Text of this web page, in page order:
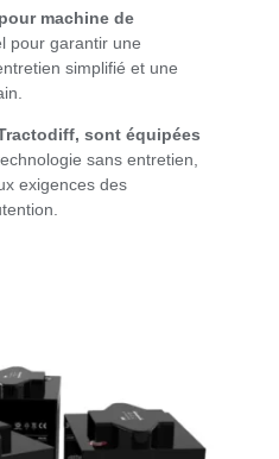
machine de
pour garantir une
simplifié et une
sont équipées
sans entretien,
exigences des